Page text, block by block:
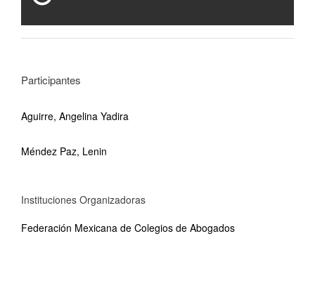
Participantes
Aguirre, Angelina Yadira
Méndez Paz, Lenin
Instituciones Organizadoras
Federación Mexicana de Colegios de Abogados